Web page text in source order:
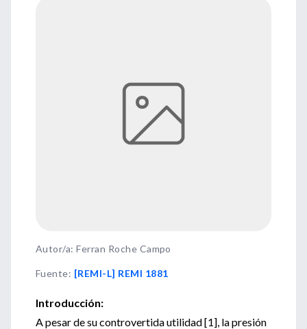
Autor/a: Ferran Roche Campo
Fuente: [REMI-L] REMI 1881
Introducción:
A pesar de su controvertida utilidad [1], la presión